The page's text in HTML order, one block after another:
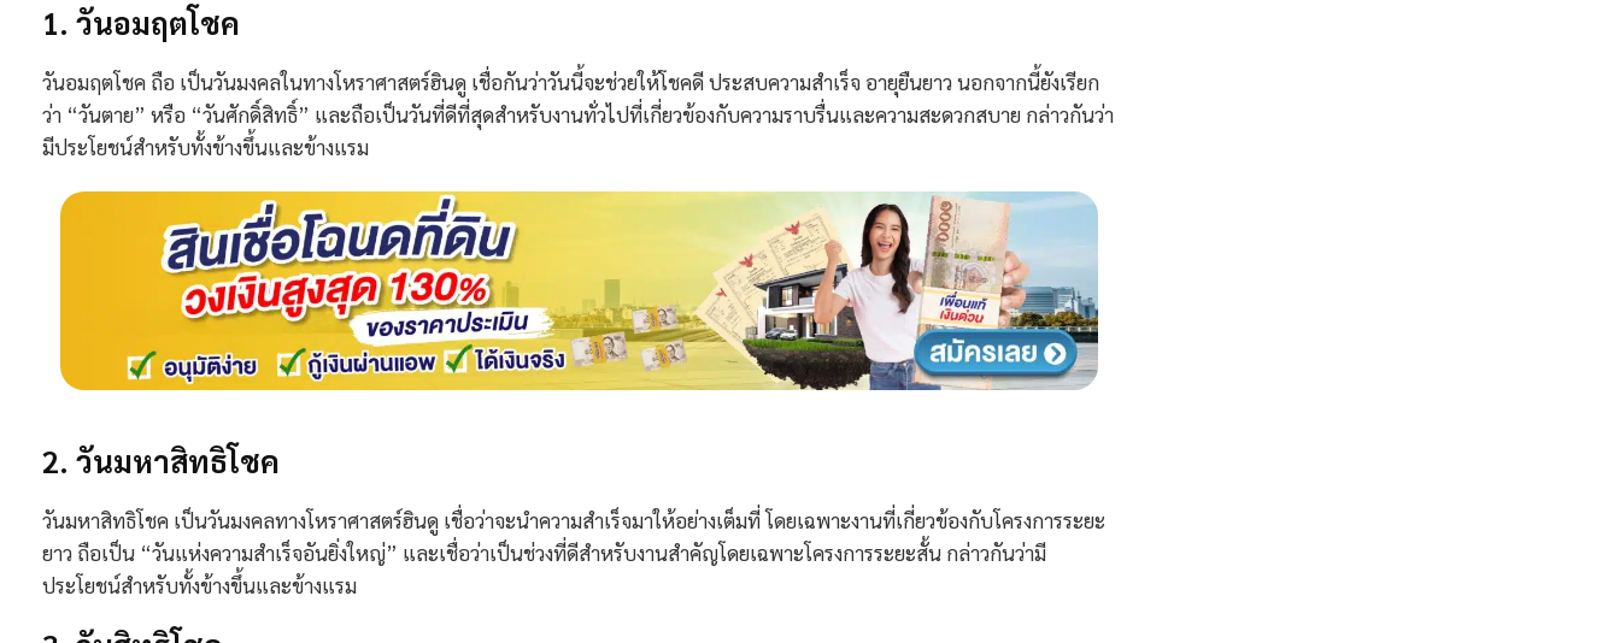
1. วันอมฤตโชค
วันอมฤตโชค ถือ เป็นวันมงคลในทางโหราศาสตร์ฮินดู เชื่อกันว่าวันนี้จะช่วยให้โชคดี ประสบความสำเร็จ อายุยืนยาว นอกจากนี้ยังเรียก
ว่า “วันตาย” หรือ “วันศักดิ์สิทธิ์” และถือเป็นวันที่ดีที่สุดสำหรับงานทั่วไปที่เกี่ยวข้องกับความราบรื่นและความสะดวกสบาย กล่าวกันว่า
มีประโยชน์สำหรับทั้งข้างขึ้นและข้างแรม
2. วันมหาสิทธิโชค
วันมหาสิทธิโชค เป็นวันมงคลทางโหราศาสตร์ฮินดู เชื่อว่าจะนำความสำเร็จมาให้อย่างเต็มที่ โดยเฉพาะงานที่เกี่ยวข้องกับโครงการระยะ
ยาว ถือเป็น “วันแห่งความสำเร็จอันยิ่งใหญ่” และเชื่อว่าเป็นช่วงที่ดีสำหรับงานสำคัญโดยเฉพาะโครงการระยะสั้น กล่าวกันว่ามี
ประโยชน์สำหรับทั้งข้างขึ้นและข้างแรม